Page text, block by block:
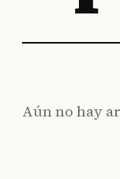
Aún no hay